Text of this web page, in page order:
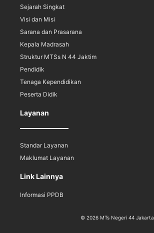
Sejarah Singkat
Visi dan Misi
Sarana dan Prasarana
Kepala Madrasah
Struktur MTSs N 44 Jaktim
Pendidik
Tenaga Kependidikan
Peserta Didik
Layanan
Standar Layanan
Maklumat Layanan
Link Lainnya
Informasi PPDB
© 2026 MTs Negeri 44 Jakarta